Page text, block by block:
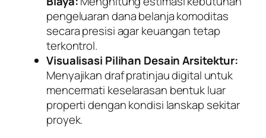
pengeluaran dana belanja komoditas
secara presisi agar keuangan tetap
terkontrol.
Visualisasi Pilihan Desain Arsitektur:
Menyajikan draf pratinjau digital untuk
mencermati keselarasan bentuk luar
properti dengan kondisi lanskap sekitar
proyek.